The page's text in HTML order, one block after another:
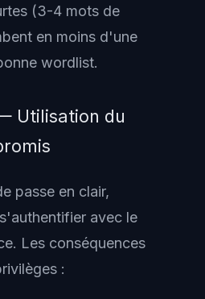
(3-4 mots de
en moins d'une
wordlist.
Utilisation du
passe en clair,
avec le
Les conséquences
: